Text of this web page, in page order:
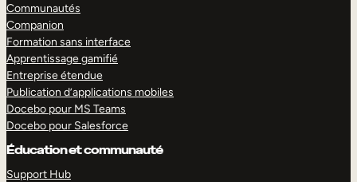
Communautés
Companion
Formation sans interface
Apprentissage gamifié
Entreprise étendue
Publication d’applications mobiles
Docebo pour MS Teams
Docebo pour Salesforce
Éducation et communauté
Support Hub